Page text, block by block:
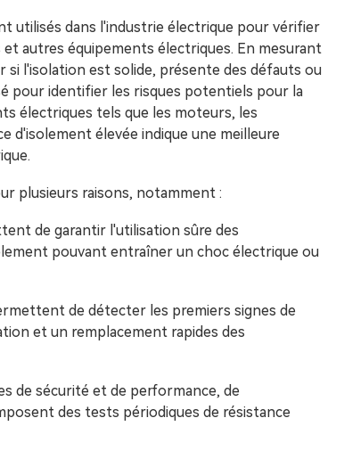
utilisés dans l'industrie électrique pour vérifier
autres équipements électriques. En mesurant
l'isolation est solide, présente des défauts ou
pour identifier les risques potentiels pour la
électriques tels que les moteurs, les
d'isolement élevée indique une meilleure
plusieurs raisons, notamment :
de garantir l'utilisation sûre des
pouvant entraîner un choc électrique ou
de détecter les premiers signes de
et un remplacement rapides des
de sécurité et de performance, de
des tests périodiques de résistance